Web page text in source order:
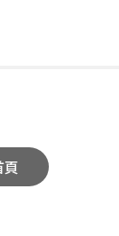
頁